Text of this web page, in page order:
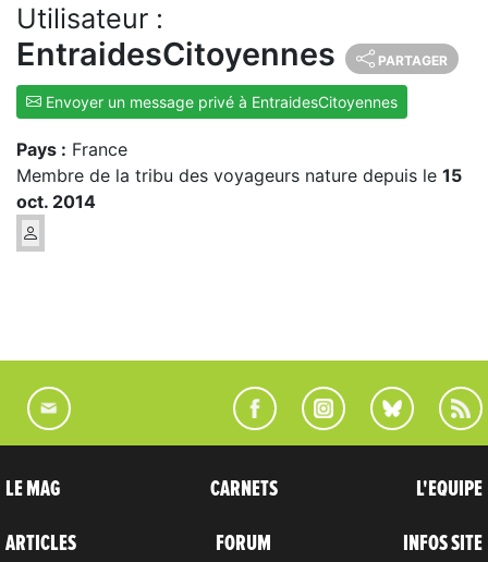
Utilisateur :
EntraidesCitoyennes PARTAGER
Envoyer un message privé à EntraidesCitoyennes
Pays : France
Membre de la tribu des voyageurs nature depuis le 15
oct. 2014
LE MAG
ARTICLES
CARNETS
FORUM
L'EQUIPE
INFOS SITE